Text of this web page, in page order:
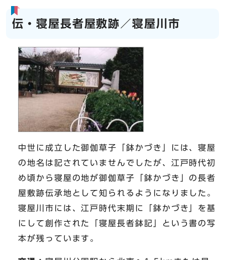
伝・寝屋長者屋敷跡／寝屋川市
中世に成立した御伽草子「鉢かづき」には、寝屋
の地名は記されていませんでしたが、江戸時代初
め頃から寝屋の地が御伽草子「鉢かづき」の長者
屋敷跡伝承地として知られるようになりました。
寝屋川市には、江戸時代末期に「鉢かづき」を基
にして創作された「寝屋長者鉢記」という書の写
本が残っています。